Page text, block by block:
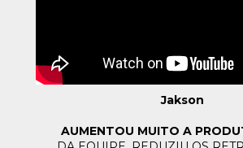
Jakson
AUMENTOU MUITO A